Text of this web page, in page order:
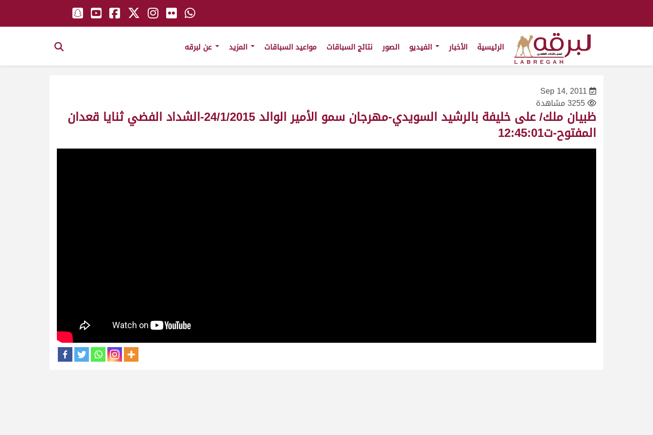
الرئيسية الأخبار الصور نتائج السباقات مواعيد السباقات
Sep 14, 2011
3255 مشاهدة
ظبيان ملك/ على خليفة بالرشيد السويدي-مهرجان سمو الأمير الوالد 24/1/2015-الشداد الفضي ثنايا قعدان
المفتوح-ت12:45:01